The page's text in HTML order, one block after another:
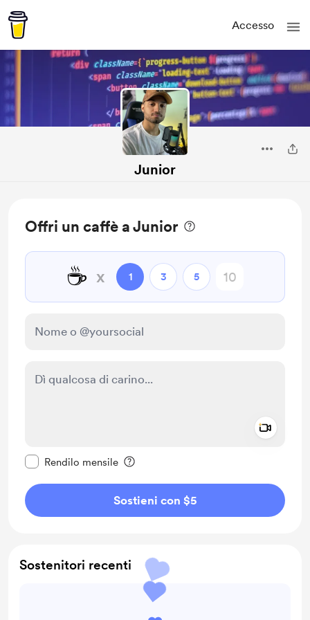
Accesso
Junior
Offri un caffè a Junior
☕ x 1 3 5
Rendilo mensile
Sostieni con $5
Sostenitori recenti